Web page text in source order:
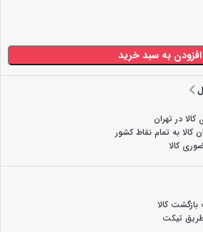
افزودن به سبد خرید
در تهران
کالا به تمام نقاط کشور
کالا
کالا
طریق تیکت